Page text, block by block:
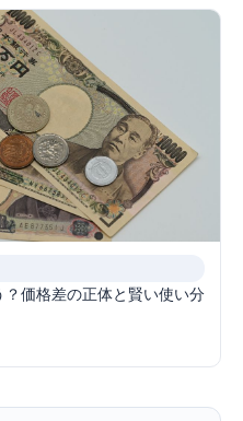
価格差の正体と賢い使い分